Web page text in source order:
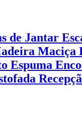
de Jantar
Maciça
Espuma